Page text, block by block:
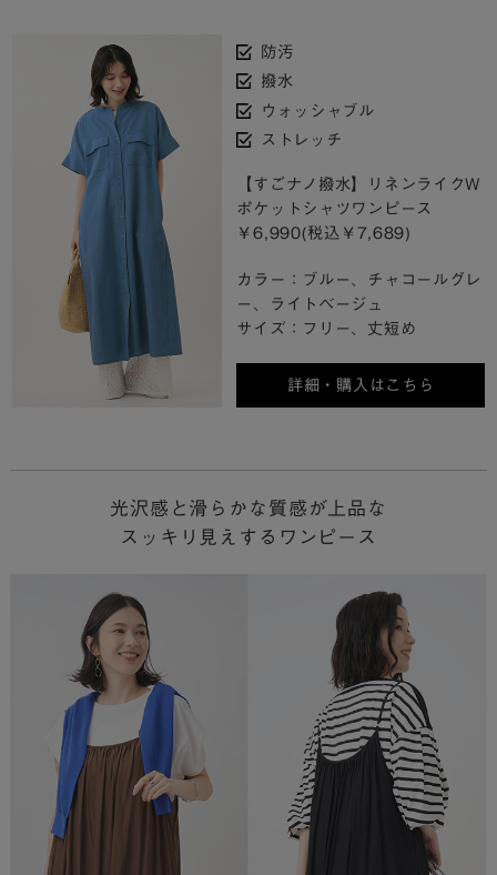
防汚
撥水
ウォッシャブル
ストレッチ
【すごナノ撥水】リネンライクW
ポケットシャツワンピース
￥6,990(税込￥7,689)
カラー：ブルー、チャコールグレ
ー、ライトベージュ
サイズ：フリー、丈短め
詳細・購入はこちら
光沢感と滑らかな質感が上品な
スッキリ見えするワンピース